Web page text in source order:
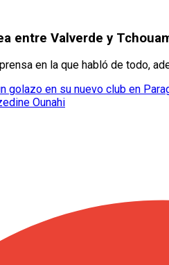
entre Valverde y
en la que habló de todo,
golazo en su nuevo club en
Ounahi